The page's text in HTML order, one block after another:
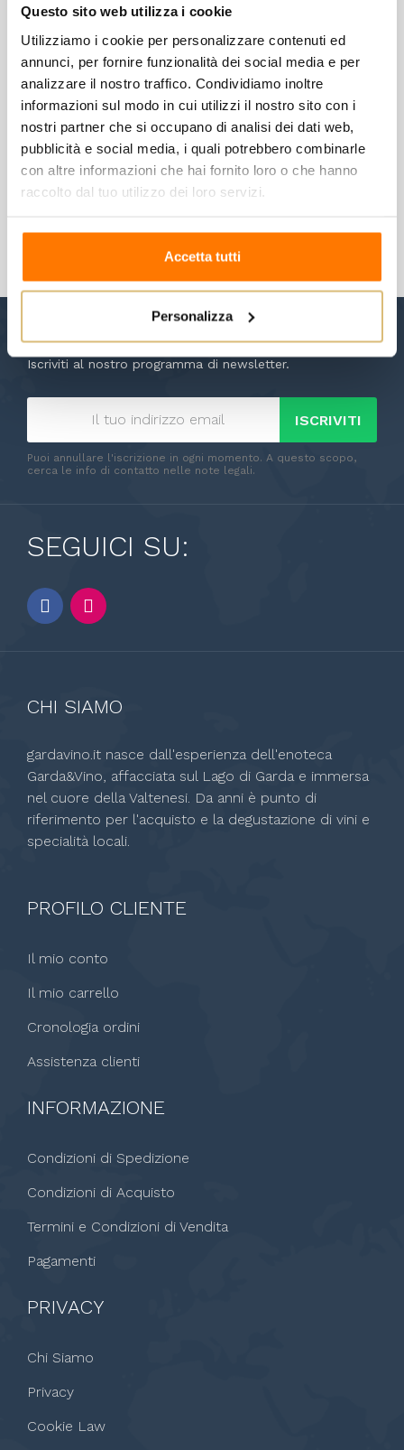
Questo sito web utilizza i cookie
Utilizziamo i cookie per personalizzare contenuti ed
annunci, per fornire funzionalità dei social media e per
analizzare il nostro traffico. Condividiamo inoltre
informazioni sul modo in cui utilizzi il nostro sito con i
nostri partner che si occupano di analisi dei dati web,
pubblicità e social media, i quali potrebbero combinarle
con altre informazioni che hai fornito loro o che hanno
raccolto dal tuo utilizzo dei loro servizi.
Accetta tutti
Personalizza
Riesling Renano and Riesling Italico vines have been
planted in these hills since the origins of viticulture
in Valtènesi. The harvest tells us an exciting story,
ready to blossom once more in all its splendour.
8 altri prodotti della stessa
categoria:
NEWSLETTER
Iscriviti al nostro programma di newsletter.
ISCRIVITI
Puoi annullare l'iscrizione in ogni momento. A questo scopo,
cerca le info di contatto nelle note legali.
SEGUICI SU:
CHI SIAMO
gardavino.it nasce dall'esperienza dell'enoteca
Garda&Vino, affacciata sul Lago di Garda e immersa
nel cuore della Valtenesi. Da anni è punto di
riferimento per l'acquisto e la degustazione di vini e
specialità locali.
PROFILO CLIENTE
Il mio conto
Il mio carrello
Cronologia ordini
Assistenza clienti
INFORMAZIONE
Condizioni di Spedizione
Condizioni di Acquisto
Termini e Condizioni di Vendita
Pagamenti
PRIVACY
Chi Siamo
Privacy
Cookie Law